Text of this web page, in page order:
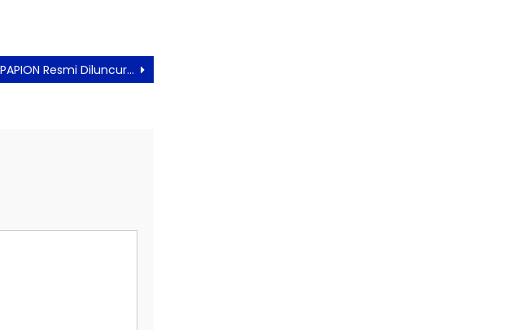
PAPION Resmi Diluncurkan, Showcase Perdana di Jakarta